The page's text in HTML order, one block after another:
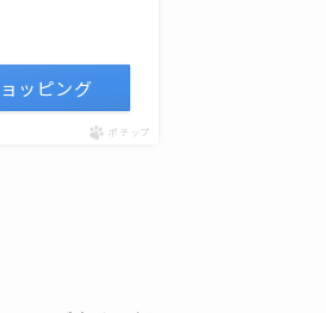
ッピング
ポチップ